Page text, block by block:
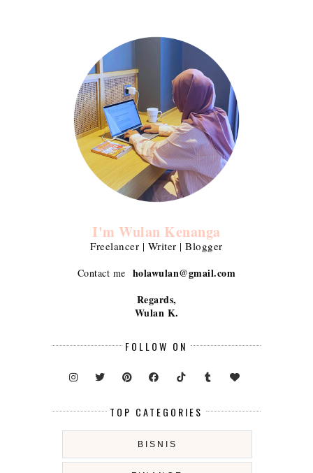
I'm Wulan Kenanga
Freelancer | Writer | Blogger
Contact me holawulan@gmail.com
Regards,
Wulan K.
FOLLOW ON
TOP CATEGORIES
BISNIS